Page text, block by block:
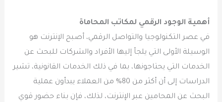
أهمية الوجود الرقمي لمكاتب المحاماة
في عصر التكنولوجيا والتواصل الرقمي، أصبح الإنترنت هو
الوسيلة الأولى التي يلجأ إليها الأفراد والشركات للبحث عن
الخدمات التي يحتاجونها، بما في ذلك الخدمات القانونية، تشير
الدراسات إلى أن أكثر من 80% من العملاء يبدأون عملية
البحث عن المحامين عبر الإنترنت، لذلك، فإن بناء حضور قوي